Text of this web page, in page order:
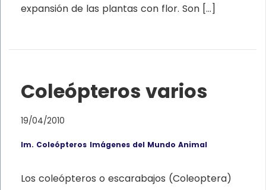
expansión de las plantas con flor. Son […]
Coleópteros varios
19/04/2010
Im. Coleópteros Imágenes del Mundo Animal
Los coleópteros o escarabajos (Coleoptera)